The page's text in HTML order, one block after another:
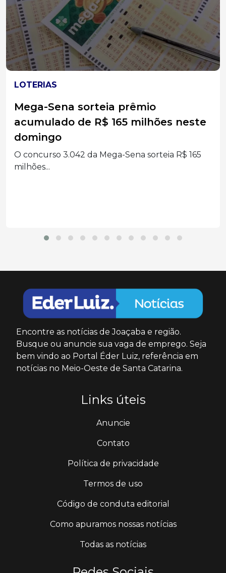
ACIDENTES
Carro sai da pista na BR-282 e
quatro pessoas são levadas ao
hospital no Oeste Catarinense
Quatro ocupantes de um carro foram levados ao
hospital...
Encontre as notícias de Joaçaba e região.
Busque ou anuncie sua vaga de emprego. Seja
bem vindo ao Portal Éder Luiz, referência em
notícias no Meio-Oeste de Santa Catarina.
Links úteis
Anuncie
Contato
Política de privacidade
Termos de uso
Código de conduta editorial
Como apuramos nossas notícias
Todas as notícias